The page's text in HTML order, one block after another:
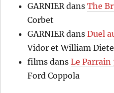
GARNIER dansThe
Corbet
GARNIER dansDuel
Vidor et William
films dansLe Parrain
Ford Coppola